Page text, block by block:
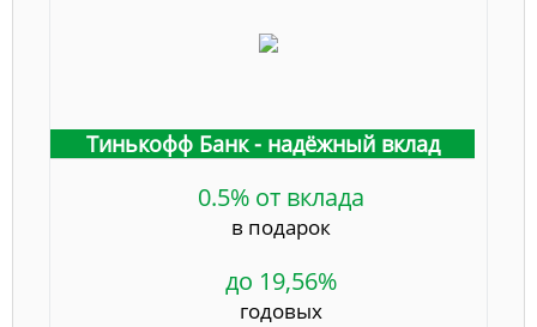
Тинькофф Банк - надёжный вклад
0.5% от вклада
в подарок
до 19,56%
годовых